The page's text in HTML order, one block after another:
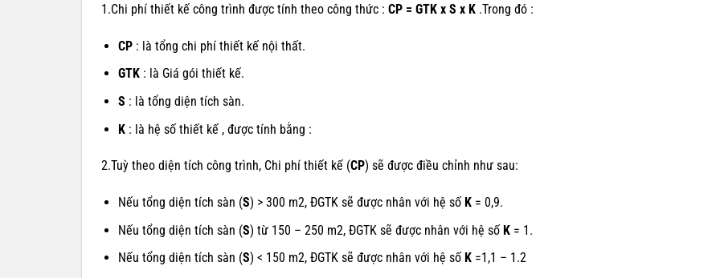
1.Chi phí thiết kế công trình được tính theo công thức : CP = GTK x S x K .Trong đó :
CP : là tổng chi phí thiết kế nội thất.
GTK : là Giá gói thiết kế.
S : là tổng diện tích sàn.
K: là hệ số thiết kế , được tính bằng :
2.Tuỳ theo diện tích công trình, Chi phí thiết kế (CP) sẽ được điều chỉnh như sau:
Nếu tổng diện tích sàn (S) > 300 m2, ĐGTK sẽ được nhân với hệ số K= 0,9.
Nếu tổng diện tích sàn (S) từ 150 – 250 m2, ĐGTK sẽ được nhân với hệ số K= 1.
Nếu tổng diện tích sàn (S) < 150 m2, ĐGTK sẽ được nhân với hệ số K=1,1 – 1.2